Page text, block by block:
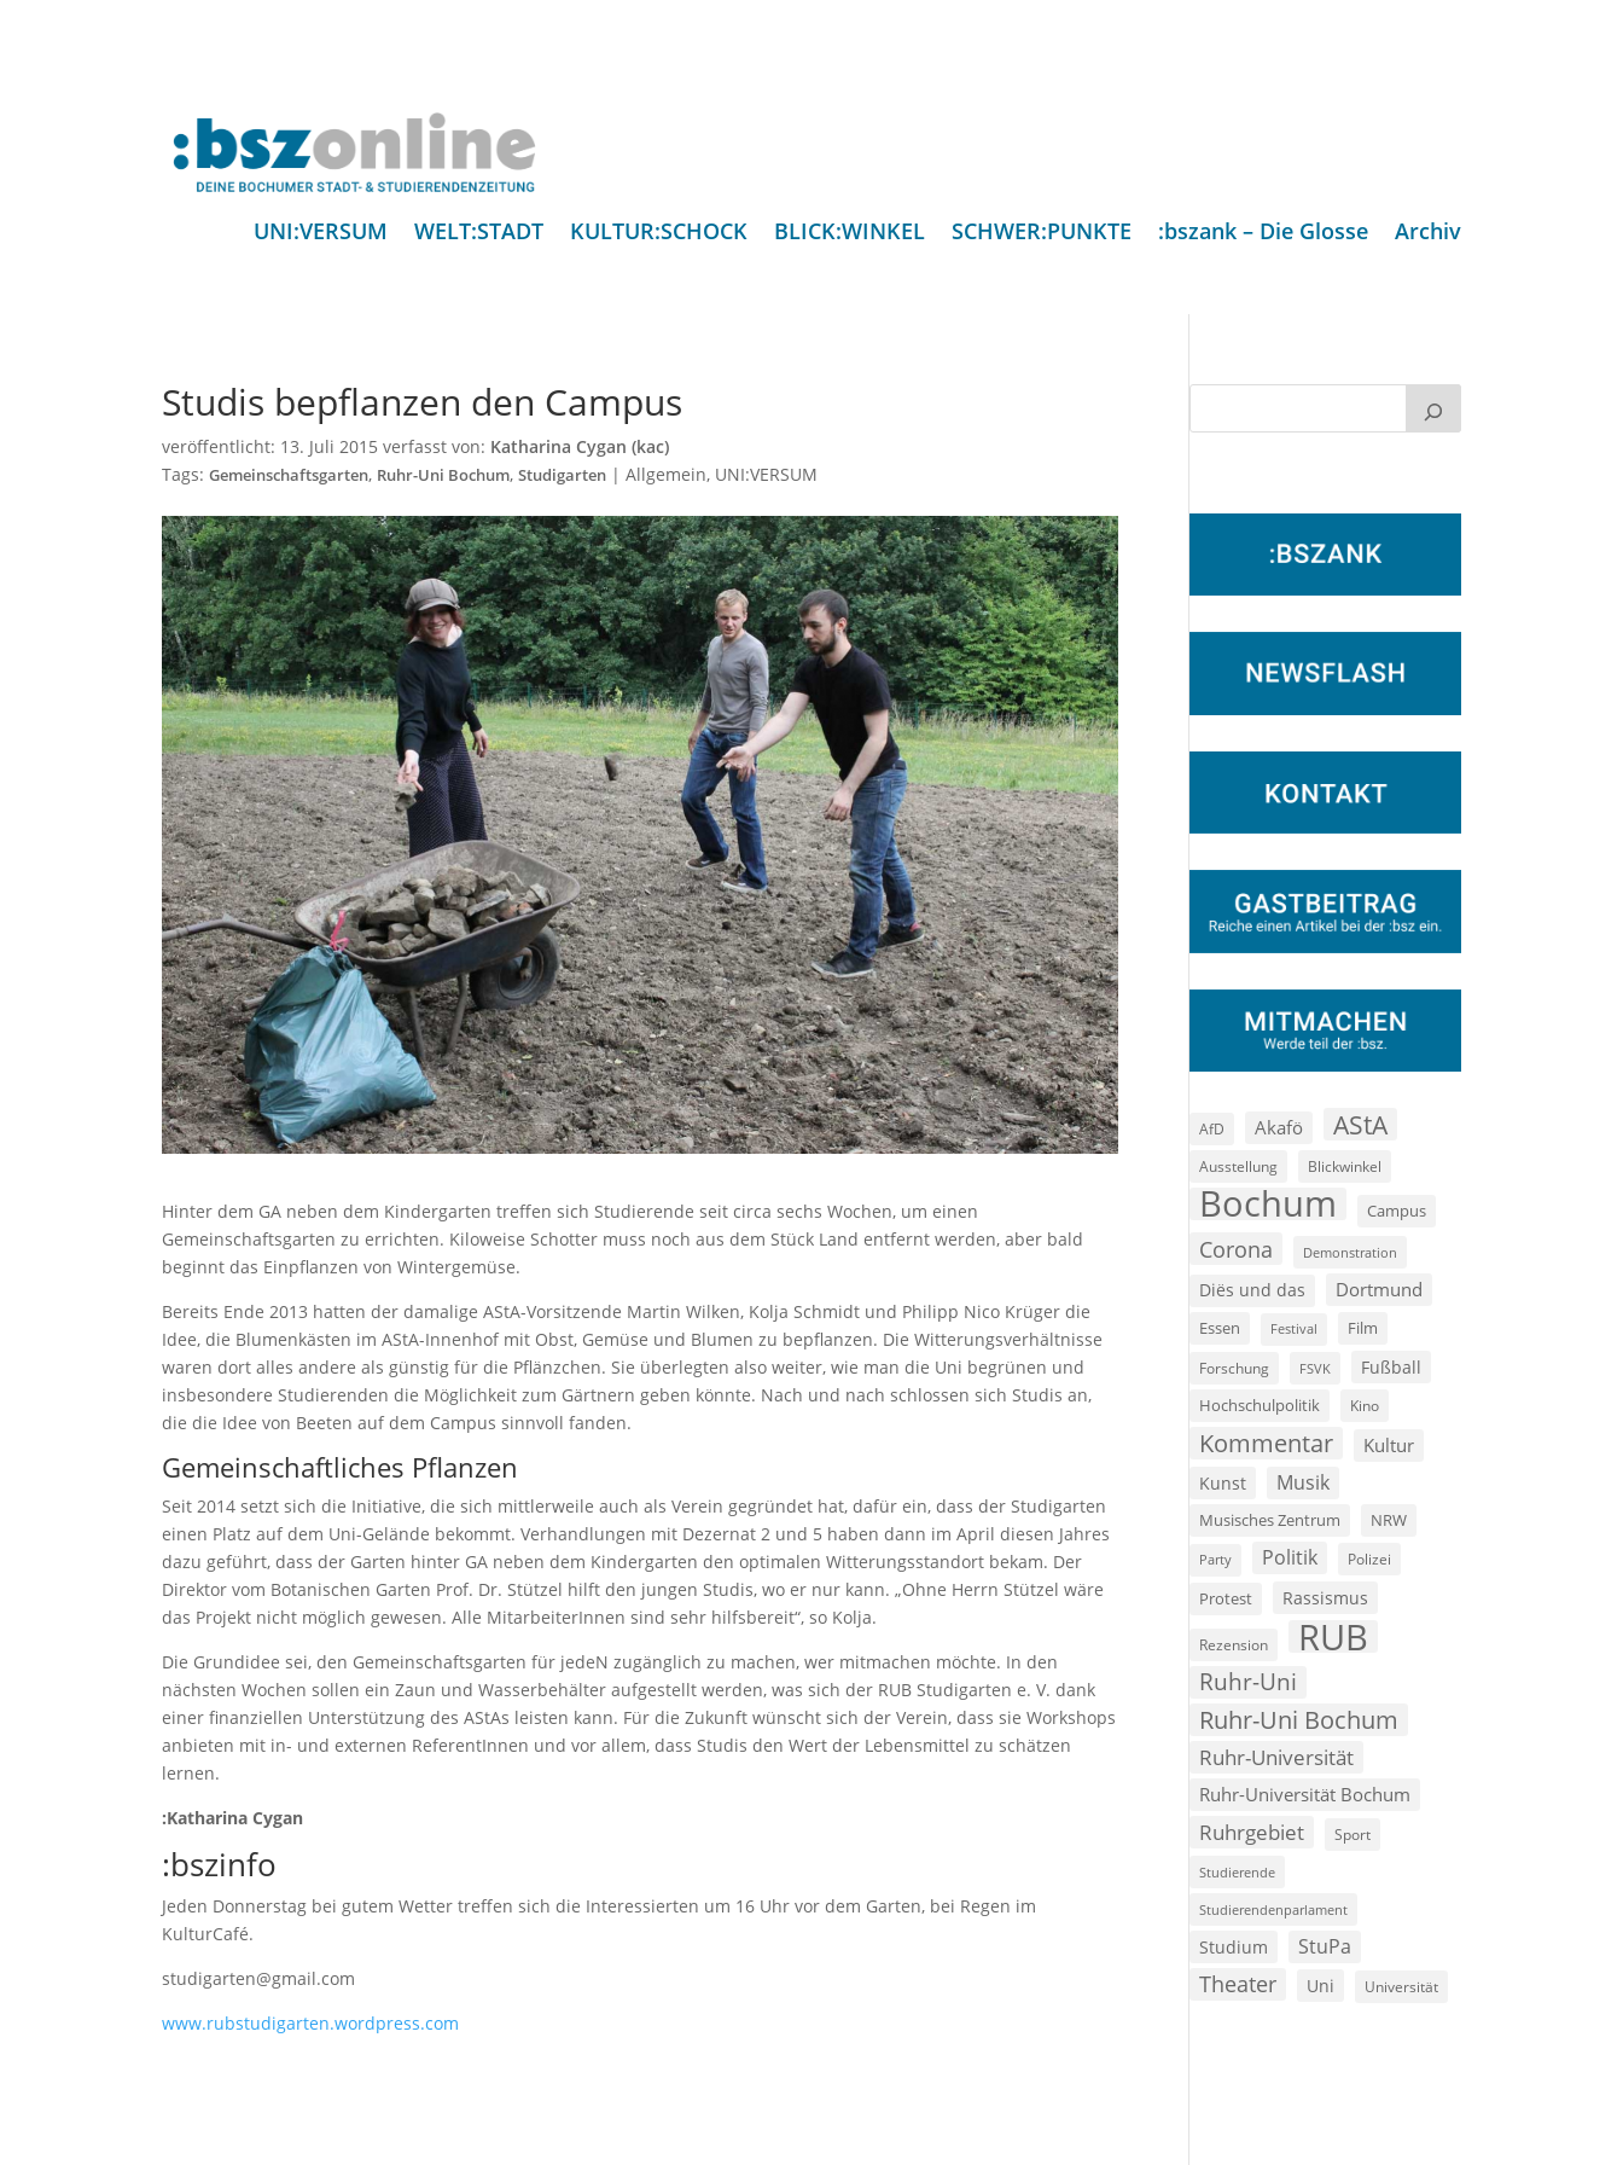
UNI:VERSUM WELT:STADT KULTUR:SCHOCK BLICK:WINKEL SCHWER:PUNKTE :bszank – Die Glosse Archiv
Studis bepflanzen den Campus
veröffentlicht: 13. Juli 2015 verfasst von: Katharina Cygan (kac)
Tags:Gemeinschaftsgarten, Ruhr-Uni Bochum,Studigarten |Allgemein, UNI:VERSUM
Hinter dem GA neben dem Kindergarten treffen sich Studierende seit circa sechs Wochen, um einen
Gemeinschaftsgarten zu errichten. Kiloweise Schotter muss noch aus dem Stück Land entfernt werden, aber bald
beginnt das Einpflanzen von Wintergemüse.
Bereits Ende 2013 hatten der damalige AStA-Vorsitzende Martin Wilken, Kolja Schmidt und Philipp Nico Krüger die
Idee, die Blumenkästen im AStA-Innenhof mit Obst, Gemüse und Blumen zu bepflanzen. Die Witterungsverhältnisse
waren dort alles andere als günstig für die Pflänzchen. Sie überlegten also weiter, wie man die Uni begrünen und
insbesondere Studierenden die Möglichkeit zum Gärtnern geben könnte. Nach und nach schlossen sich Studis an,
die die Idee von Beeten auf dem Campus sinnvoll fanden.
Gemeinschaftliches Pflanzen
Seit 2014 setzt sich die Initiative, die sich mittlerweile auch als Verein gegründet hat, dafür ein, dass der Studigarten
einen Platz auf dem Uni-Gelände bekommt. Verhandlungen mit Dezernat 2 und 5 haben dann im April diesen Jahres
dazu geführt, dass der Garten hinter GA neben dem Kindergarten den optimalen Witterungsstandort bekam. Der
Direktor vom Botanischen Garten Prof. Dr. Stützel hilft den jungen Studis, wo er nur kann. „Ohne Herrn Stützel wäre
das Projekt nicht möglich gewesen. Alle MitarbeiterInnen sind sehr hilfsbereit“, so Kolja.
Die Grundidee sei, den Gemeinschaftsgarten für jedeN zugänglich zu machen, wer mitmachen möchte. In den
nächsten Wochen sollen ein Zaun und Wasserbehälter aufgestellt werden, was sich der RUB Studigarten e. V. dank
einer finanziellen Unterstützung des AStAs leisten kann. Für die Zukunft wünscht sich der Verein, dass sie Workshops
anbieten mit in- und externen ReferentInnen und vor allem, dass Studis den Wert der Lebensmittel zu schätzen
lernen.
:Katharina Cygan
:bszinfo
Jeden Donnerstag bei gutem Wetter treffen sich die Interessierten um 16 Uhr vor dem Garten, bei Regen im
KulturCafé.
studigarten@gmail.com
www.rubstudigarten.wordpress.com
AfD Akafö AStA
Ausstellung Blickwinkel
Bochum Campus
Corona Demonstration
Diës und das Dortmund
Essen Festival Film
Forschung FSVK Fußball
Hochschulpolitik Kino
Kommentar Kultur
Kunst Musik
Musisches Zentrum NRW
Party Politik Polizei
Protest Rassismus
Rezension RUB
Ruhr-Uni
Ruhr-Uni Bochum
Ruhr-Universität
Ruhr-Universität Bochum
Ruhrgebiet Sport
Studierende
Studierendenparlament
Studium StuPa
Theater Uni Universität